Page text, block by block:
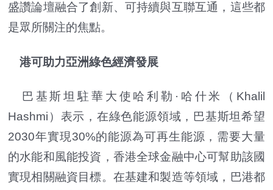
盛讚論壇融合了創新、可持續與互聯互通，這些都
是眾所關注的焦點。
港可助力亞洲綠色經濟發展
巴基斯坦駐華大使哈利勒·哈什米（Khalil
Hashmi）表示，在綠色能源領域，巴基斯坦希望
2030年實現30%的能源為可再生能源，需要大量
的水能和風能投資，香港全球金融中心可幫助該國
實現相關融資目標。在基建和製造等領域，巴港都